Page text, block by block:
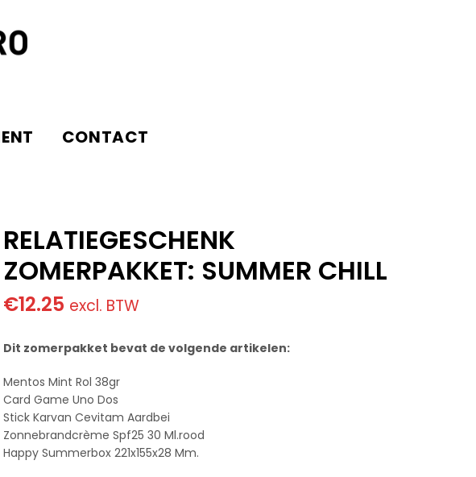
CONTACT
RELATIEGESCHENK
ZOMERPAKKET: SUMMER CHILL
€12.25 excl. BTW
Dit zomerpakket bevat de volgende artikelen:
Mentos Mint Rol 38gr
Card Game Uno Dos
Stick Karvan Cevitam Aardbei
Zonnebrandcrème Spf25 30 Ml.rood
Happy Summerbox 221x155x28 Mm.